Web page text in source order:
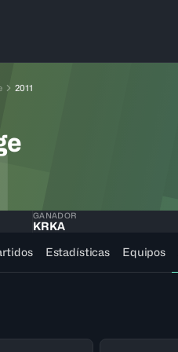
2011
GANADOR
KRKA
Estadísticas Equipos